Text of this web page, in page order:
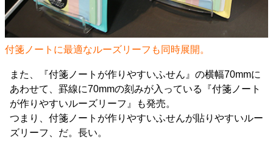
付箋ノートに最適なルーズリーフも同時展開。
また、『付箋ノートが作りやすいふせん』の横幅70mmに
あわせて、罫線に70mmの刻みが入っている『付箋ノート
が作りやすいルーズリーフ』も発売。
つまり、付箋ノートが作りやすいふせんが貼りやすいルー
ズリーフ、だ。長い。